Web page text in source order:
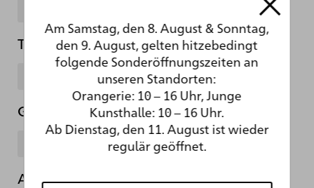
Technik
Gattung
Abteilung
Am Samstag, den 8. August & Sonntag,
den 9. August, gelten hitzebedingt
folgende Sonderöffnungszeiten an
unseren Standorten:
Orangerie: 10 – 16 Uhr, Junge
Kunsthalle: 10 – 16 Uhr.
Ab Dienstag, den 11. August ist wieder
regulär geöffnet.